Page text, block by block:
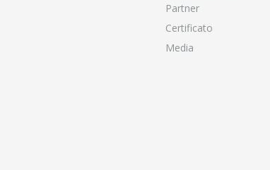
Partner
Certificato
Media